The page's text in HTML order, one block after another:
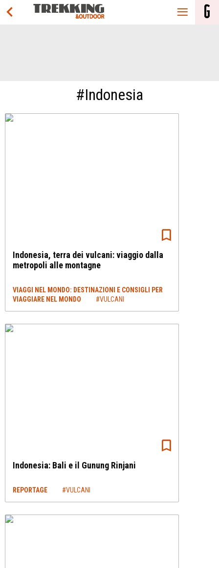
#Indonesia
Indonesia, terra dei vulcani: viaggio dalla
metropoli alle montagne
VIAGGI NEL MONDO: DESTINAZIONI E CONSIGLI PER
VIAGGIARE NEL MONDO
#VULCANI
Indonesia: Bali e il Gunung Rinjani
REPORTAGE #VULCANI